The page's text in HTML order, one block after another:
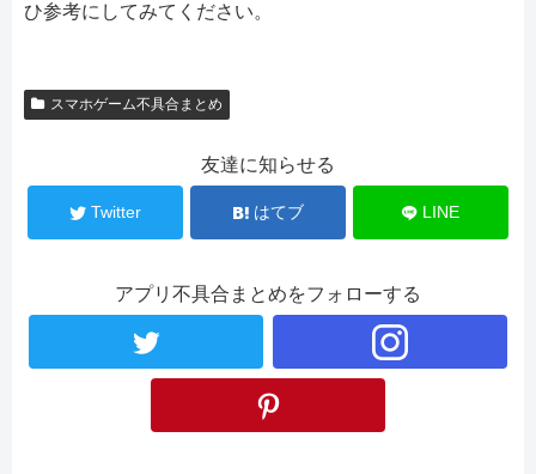
ひ参考にしてみてください。
スマホゲーム不具合まとめ
友達に知らせる
Twitter はてブ LINE
アプリ不具合まとめをフォローする